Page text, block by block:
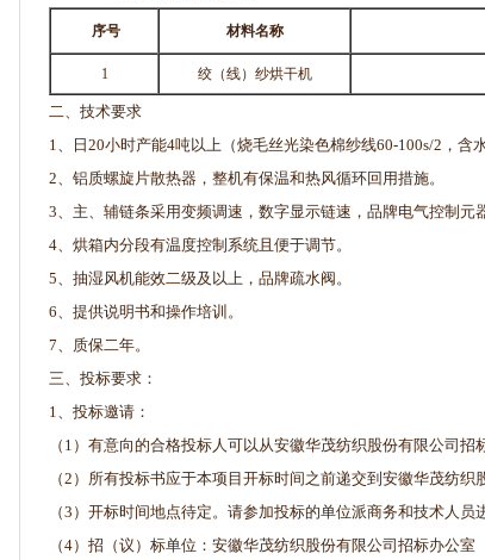
序号 材料名称
1 绞（线）纱烘干机
二、技术要求
1、日20小时产能4吨以上（烧毛丝光染色棉纱线60-100s/2，含
2、铝质螺旋片散热器，整机有保温和热风循环回用措施。
3、主、辅链条采用变频调速，数字显示链速，品牌电气控制元
4、烘箱内分段有温度控制系统且便于调节。
5、抽湿风机能效二级及以上，品牌疏水阀。
6、提供说明书和操作培训。
7、质保二年。
三、投标要求：
1、投标邀请：
（1）有意向的合格投标人可以从安徽华茂纺织股份有限公司
（2）所有投标书应于本项目开标时间之前递交到安徽华茂纺织
（3）开标时间地点待定。请参加投标的单位派商务和技术人员
（4）招（议）标单位：安徽华茂纺织股份有限公司招标办公室